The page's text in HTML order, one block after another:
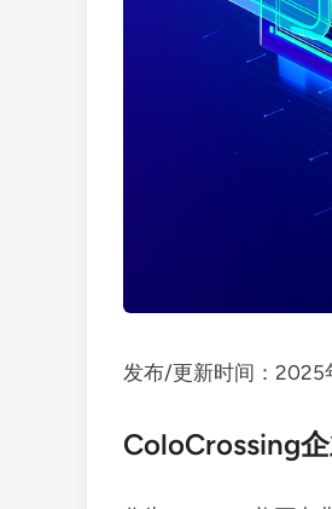
发布/更新时间：2025
ColoCrossing